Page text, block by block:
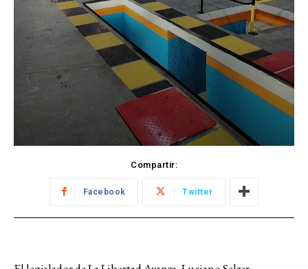
Compartir:
Facebook Twitter